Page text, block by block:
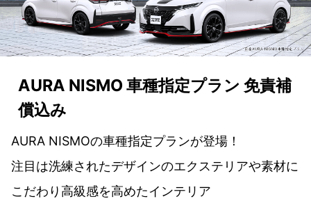
AURA NISMO 車種指定プラン 免責補
償込み
AURA NISMOの車種指定プランが登場！
注目は洗練されたデザインのエクステリアや素材に
こだわり高級感を高めたインテリア